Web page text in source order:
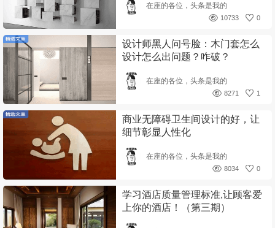
在座的各位，头条是我的
0
10733
设计师黑人问号脸：木门套怎么
设计怎么出问题？咋破？
在座的各位，头条是我的
1
8271
商业无障碍卫生间设计的好，让
细节彰显人性化
在座的各位，头条是我的
0
8034
学习酒店质量管理标准,让顾客爱
上你的酒店！（第三期）